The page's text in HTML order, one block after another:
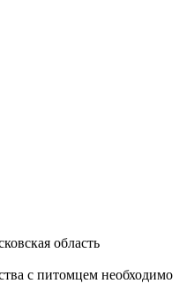
область
с питомцем необходимо